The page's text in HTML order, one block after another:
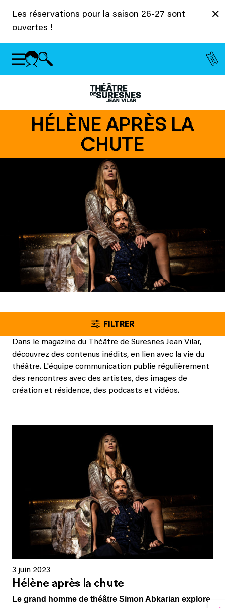
Les réservations pour la saison 26-27 sont
ouvertes !
HÉLÈNE APRÈS LA
CHUTE
FILTRER
Dans le magazine du Théâtre de Suresnes Jean Vilar,
découvrez des contenus inédits, en lien avec la vie du
théâtre. L'équipe communication publie régulièrement
des rencontres avec des artistes, des images de
création et résidence, des podcasts et vidéos.
3 juin 2023
Hélène après la chute
Le grand homme de théâtre Simon Abkarian explore